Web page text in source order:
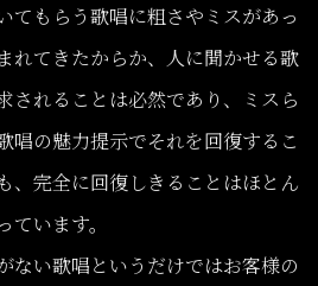
てもらう歌唱に粗さやミスがあっ
れてきたからか、人に聞かせる歌
されることは必然であり、ミスら
唱の魅力提示でそれを回復するこ
、完全に回復しきることはほとん
います。
ない歌唱というだけではお客様の